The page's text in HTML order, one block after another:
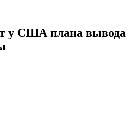
у США плана вывода